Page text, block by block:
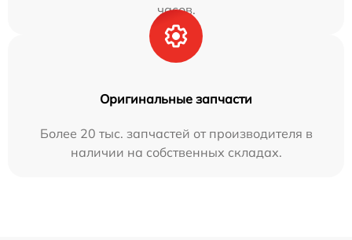
часов.
Оригинальные запчасти
Более 20 тыс. запчастей от производителя в
наличии на собственных складах.